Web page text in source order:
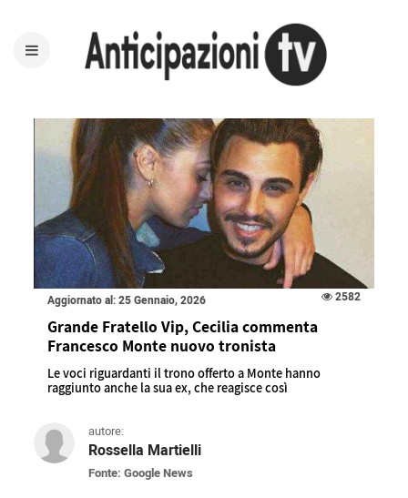
Aggiornato al: 25 Gennaio, 2026 2582
Grande Fratello Vip, Cecilia commenta
Francesco Monte nuovo tronista
Le voci riguardanti il trono offerto a Monte hanno
raggiunto anche la sua ex, che reagisce così
autore:
Rossella Martielli
Fonte: Google News